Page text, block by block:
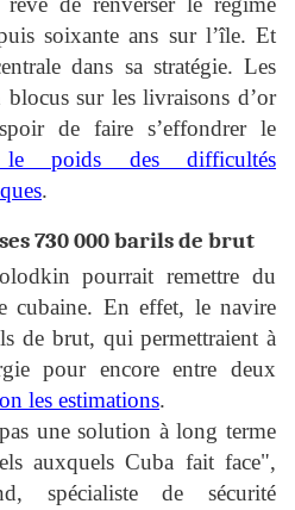
soixante ans sur l’île. Et
dans sa stratégie. Les
sur les livraisons d’or
de faire s’effondrer le
le poids des difficultés
.
730 000 barils de brut
pourrait remettre du
cubaine. En effet, le navire
de brut, qui permettraient à
pour encore entre deux
les estimations.
une solution à long terme
auxquels Cuba fait face",
spécialiste de sécurité